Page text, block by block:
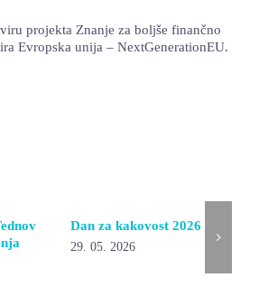
projekta Znanje za boljše finančno
Evropska unija – NextGenerationEU.
Dan za kakovost 2026
29. 05. 2026